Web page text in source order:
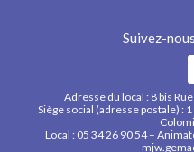
Suivez-
Adresse du local : 8 bis
Siège social (adresse postale) :
Local : 05 34 26 90 54 –